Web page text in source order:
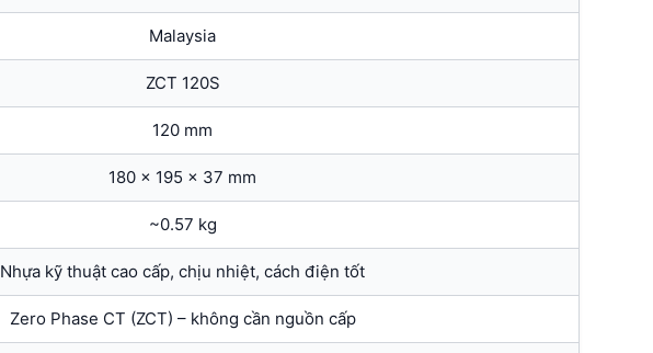
Malaysia
ZCT 120S
120 mm
180 × 195 × 37 mm
~0.57 kg
Nhựa kỹ thuật cao cấp, chịu nhiệt, cách điện tốt
Zero Phase CT (ZCT) – không cần nguồn cấp